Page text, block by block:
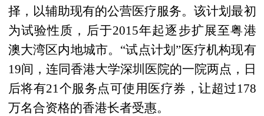
择，以辅助现有的公营医疗服务。该计划最初
为试验性质，后于2015年起逐步扩展至粤港
澳大湾区内地城市。“试点计划”医疗机构现有
19间，连同香港大学深圳医院的一院两点，日
后将有21个服务点可使用医疗券，让超过178
万名合资格的香港长者受惠。